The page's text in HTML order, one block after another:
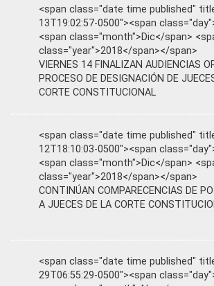
<span class="date time published"
13T19:02:57-0500"><span
<span class="month">Dic</span>
class="year">2018</span></span>
VIERNES 14 FINALIZAN AUDIENCIAS
PROCESO DE DESIGNACIÓN DE
CORTE CONSTITUCIONAL
<span class="date time published"
12T18:10:03-0500"><span
<span class="month">Dic</span>
class="year">2018</span></span>
CONTINÚAN COMPARECENCIAS DE
A JUECES DE LA CORTE
<span class="date time published"
29T06:55:29-0500"><span